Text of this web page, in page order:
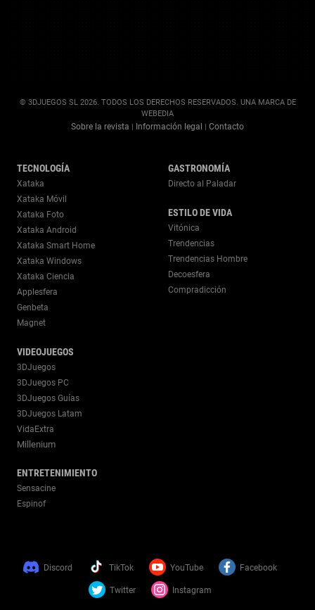
© 3DJUEGOS SL 2026. TODOS LOS DERECHOS RESERVADOS. UNA MARCA DE
WEBEDIA
Sobre la revista | Información legal | Contacto
TECNOLOGÍA
Xataka
Xataka Móvil
Xataka Foto
Xataka Android
Xataka Smart Home
Xataka Windows
Xataka Ciencia
Applesfera
Genbeta
Magnet
VIDEOJUEGOS
3DJuegos
3DJuegos PC
3DJuegos Guías
3DJuegos Latam
VidaExtra
Millenium
ENTRETENIMIENTO
Sensacine
Espinof
GASTRONOMÍA
Directo al Paladar
ESTILO DE VIDA
Vitónica
Trendencias
Trendencias Hombre
Decoesfera
Compradicción
Discord TikTok YouTube Facebook
Twitter Instagram